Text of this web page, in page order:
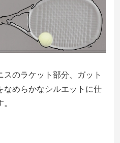
のラケット部分、ガット
なめらかなシルエットに仕